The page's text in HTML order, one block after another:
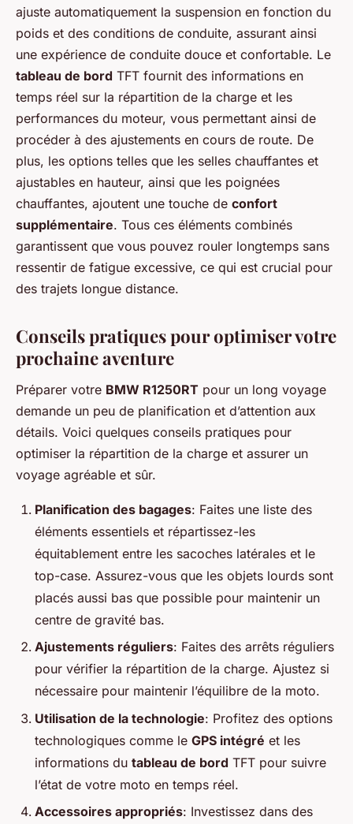
ajuste automatiquement la suspension en fonction du
poids et des conditions de conduite, assurant ainsi
une expérience de conduite douce et confortable. Le
tableau de bord TFT fournit des informations en
temps réel sur la répartition de la charge et les
performances du moteur, vous permettant ainsi de
procéder à des ajustements en cours de route. De
plus, les options telles que les selles chauffantes et
ajustables en hauteur, ainsi que les poignées
chauffantes, ajoutent une touche de confort
supplémentaire. Tous ces éléments combinés
garantissent que vous pouvez rouler longtemps sans
ressentir de fatigue excessive, ce qui est crucial pour
des trajets longue distance.
Conseils pratiques pour optimiser votre
prochaine aventure
Préparer votre BMW R1250RT pour un long voyage
demande un peu de planification et d’attention aux
détails. Voici quelques conseils pratiques pour
optimiser la répartition de la charge et assurer un
voyage agréable et sûr.
Planification des bagages: Faites une liste des
éléments essentiels et répartissez-les
équitablement entre les sacoches latérales et le
top-case. Assurez-vous que les objets lourds sont
placés aussi bas que possible pour maintenir un
centre de gravité bas.
Ajustements réguliers: Faites des arrêts réguliers
pour vérifier la répartition de la charge. Ajustez si
nécessaire pour maintenir l’équilibre de la moto.
Utilisation de la technologie: Profitez des options
technologiques comme le GPS intégré et les
informations du tableau de bord TFT pour suivre
l’état de votre moto en temps réel.
Accessoires appropriés: Investissez dans des